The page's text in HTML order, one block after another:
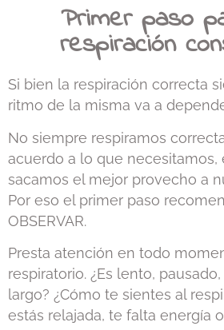
Primer paso
respiración
Si bien la respiración correcta
ritmo de la misma va a
No siempre respiramos
acuerdo a lo que necesitamos,
sacamos el mejor provecho a
Por eso el primer paso
OBSERVAR.
Presta atención en todo
respiratorio. ¿Es lento,
largo? ¿Cómo te sientes al
estás relajada, te falta energía